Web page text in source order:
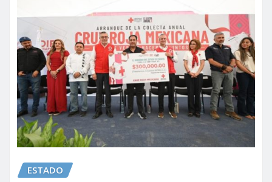
ESTADO